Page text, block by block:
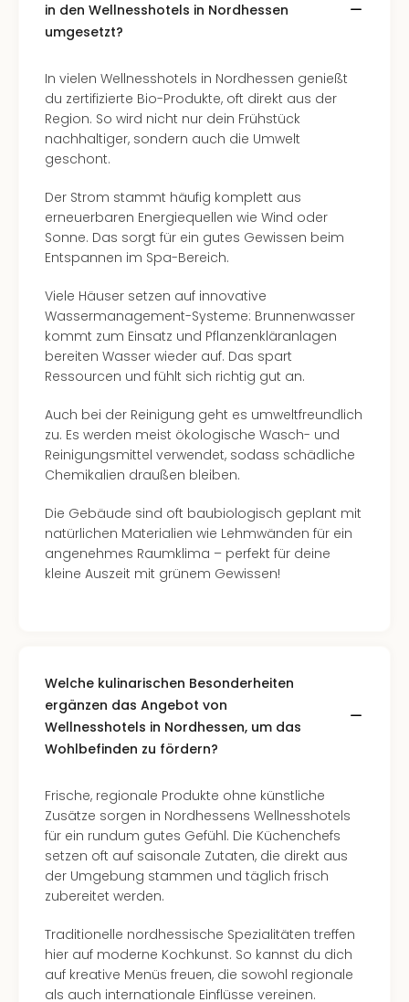
in den Wellnesshotels in Nordhessen
umgesetzt?
In vielen Wellnesshotels in Nordhessen genießt
du zertifizierte Bio-Produkte, oft direkt aus der
Region. So wird nicht nur dein Frühstück
nachhaltiger, sondern auch die Umwelt
geschont.
Der Strom stammt häufig komplett aus
erneuerbaren Energiequellen wie Wind oder
Sonne. Das sorgt für ein gutes Gewissen beim
Entspannen im Spa-Bereich.
Viele Häuser setzen auf innovative
Wassermanagement-Systeme: Brunnenwasser
kommt zum Einsatz und Pflanzenkläranlagen
bereiten Wasser wieder auf. Das spart
Ressourcen und fühlt sich richtig gut an.
Auch bei der Reinigung geht es umweltfreundlich
zu. Es werden meist ökologische Wasch- und
Reinigungsmittel verwendet, sodass schädliche
Chemikalien draußen bleiben.
Die Gebäude sind oft baubiologisch geplant mit
natürlichen Materialien wie Lehmwänden für ein
angenehmes Raumklima – perfekt für deine
kleine Auszeit mit grünem Gewissen!
Welche kulinarischen Besonderheiten
ergänzen das Angebot von
Wellnesshotels in Nordhessen, um das
Wohlbefinden zu fördern?
Frische, regionale Produkte ohne künstliche
Zusätze sorgen in Nordhessens Wellnesshotels
für ein rundum gutes Gefühl. Die Küchenchefs
setzen oft auf saisonale Zutaten, die direkt aus
der Umgebung stammen und täglich frisch
zubereitet werden.
Traditionelle nordhessische Spezialitäten treffen
hier auf moderne Kochkunst. So kannst du dich
auf kreative Menüs freuen, die sowohl regionale
als auch internationale Einflüsse vereinen.